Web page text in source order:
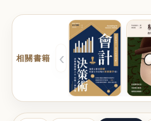
相關書籍 ‹